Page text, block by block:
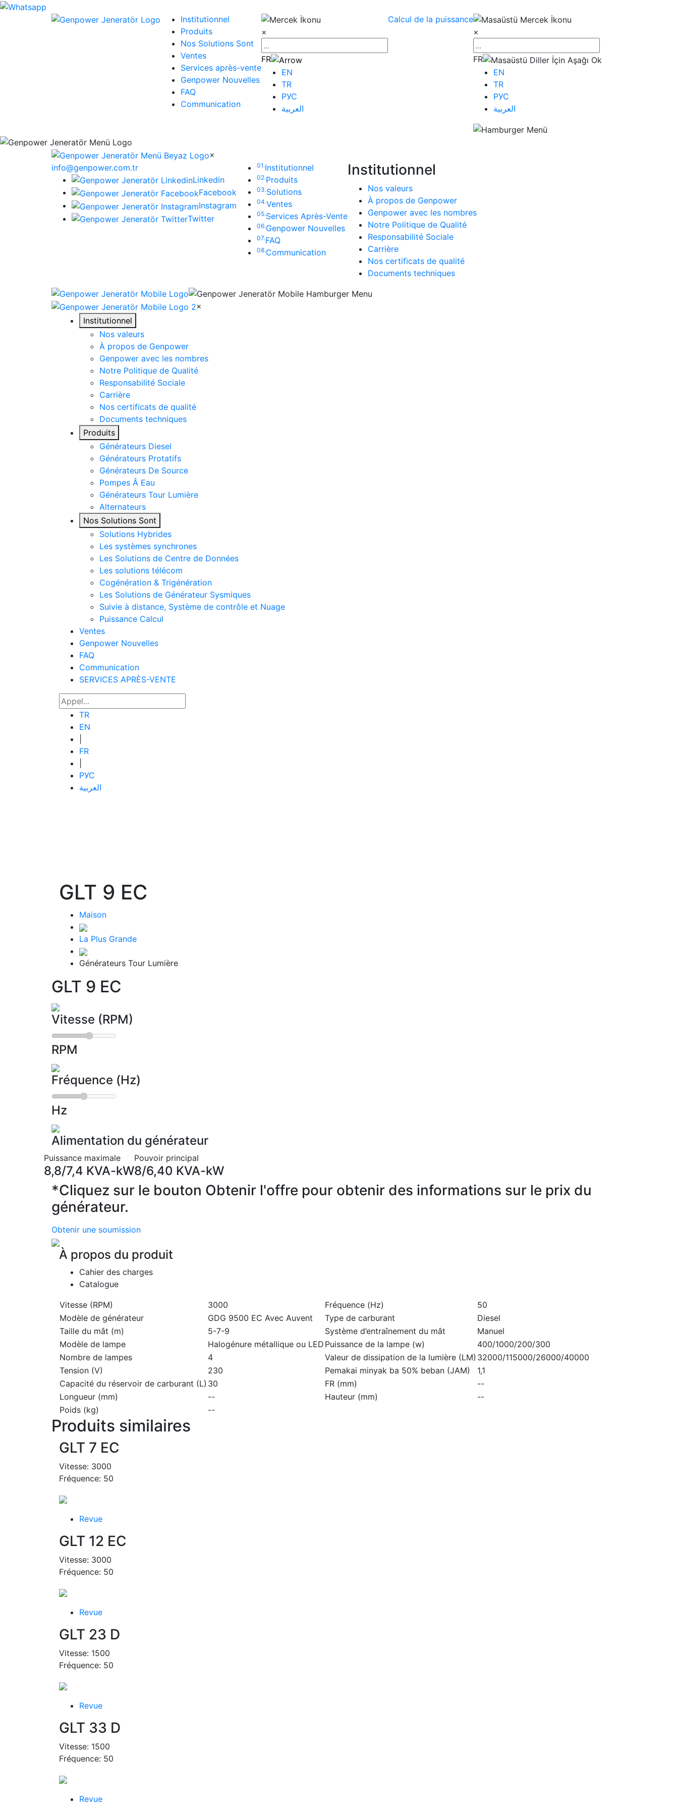
Institutionnel
Produits
Nos Solutions Sont
Ventes
Services après-vente
Genpower Nouvelles
FAQ
Communication
×
FR
EN
TR
РУС
العربية
Calcul de la puissance
×
FR
EN
TR
РУС
العربية
×
info@genpower.com.tr
Linkedin
Facebook
Instagram
Twitter
01.Institutionnel
02.Produits
03.Solutions
04.Ventes
05.Services Après-Vente
06.Genpower Nouvelles
07.FAQ
08.Communication
Institutionnel
Nos valeurs
À propos de Genpower
Genpower avec les nombres
Notre Politique de Qualité
Responsabilité Sociale
Carrière
Nos certificats de qualité
Documents techniques
×
Institutionnel
Nos valeurs
À propos de Genpower
Genpower avec les nombres
Notre Politique de Qualité
Responsabilité Sociale
Carrière
Nos certificats de qualité
Documents techniques
Produits
Générateurs Diesel
Générateurs Protatifs
Générateurs De Source
Pompes Â Eau
Générateurs Tour Lumière
Alternateurs
Nos Solutions Sont
Solutions Hybrides
Les systèmes synchrones
Les Solutions de Centre de Données
Les solutions télécom
Cogénération & Trigénération
Les Solutions de Générateur Sysmiques
Suivie à distance, Système de contrôle et Nuage
Puissance Calcul
Ventes
Genpower Nouvelles
FAQ
Communication
SERVICES APRÈS-VENTE
TR
EN
FR
РУС
العربية
GLT 9 EC
Maison
La Plus Grande
Générateurs Tour Lumière
GLT 9 EC
Vitesse (RPM)
RPM
Fréquence (Hz)
Hz
Alimentation du générateur
Puissance maximale
8,8/7,4 KVA-kW
Pouvoir principal
8/6,40 KVA-kW
*Cliquez sur le bouton Obtenir l'offre pour obtenir des informations sur le prix du
générateur.
Obtenir une soumission
À propos du produit
Cahier des charges
Catalogue
Vitesse (RPM) 3000 Fréquence (Hz)
50
Modèle de générateur
GDG 9500 EC Avec Auvent Type de carburant
Diesel
Taille du mât (m)
5-7-9 Système d’entraînement du mât
Manuel
Modèle de lampe
Halogénure métallique ou LED Puissance de la lampe (w)
400/1000/200/300
Nombre de lampes
4 Valeur de dissipation de la lumière (LM) 32000/115000/26000/40000
Tension (V)
230 Pemakai minyak ba 50% beban (JAM)
1,1
Capacité du réservoir de carburant (L) 30 FR (mm)
--
Longueur (mm)
-- Hauteur (mm)
--
Poids (kg)
--
Produits similaires
GLT 7 EC
Vitesse: 3000
Fréquence: 50
Revue
GLT 12 EC
Vitesse: 3000
Fréquence: 50
Revue
GLT 23 D
Vitesse: 1500
Fréquence: 50
Revue
GLT 33 D
Vitesse: 1500
Fréquence: 50
Revue